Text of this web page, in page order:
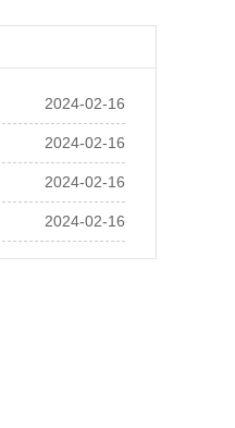
2024-02-16
2024-02-16
2024-02-16
2024-02-16